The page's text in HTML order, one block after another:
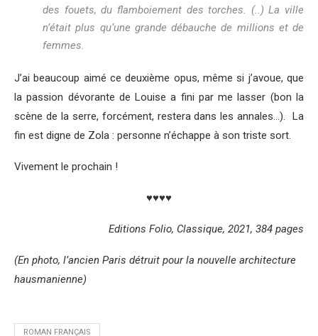
des fouets, du flamboiement des torches. (..) La ville
n’était plus qu’une grande débauche de millions et de
femmes.
J’ai beaucoup aimé ce deuxième opus, même si j’avoue, que
la passion dévorante de Louise a fini par me lasser (bon la
scène de la serre, forcément, restera dans les annales…). La
fin est digne de Zola : personne n’échappe à son triste sort.
Vivement le prochain !
♥♥♥♥
Editions Folio, Classique, 2021, 384 pages
(En photo, l’ancien Paris détruit pour la nouvelle architecture
hausmanienne)
ROMAN FRANÇAIS